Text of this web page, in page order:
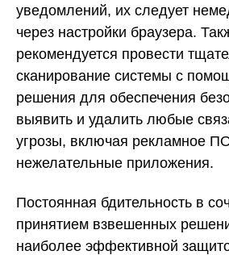
уведомлений, их следует
через настройки браузера.
рекомендуется провести
сканирование системы с
решения для обеспечения
выявить и удалить любые
угрозы, включая рекламное
нежелательные приложения.
Постоянная бдительность в
принятием взвешенных
наиболее эффективной